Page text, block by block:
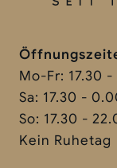
Mo-Fr: 17.30
Sa: 17.30 -
So: 17.30 -
Kein Ruhetag